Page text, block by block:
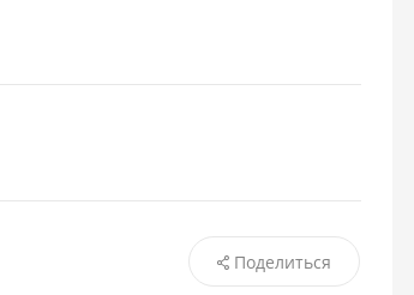
Поделиться